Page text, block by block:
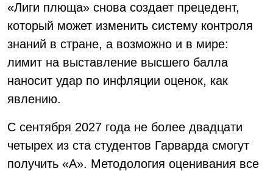
«Лиги плюща» снова создает прецедент,
который может изменить систему контроля
знаний в стране, а возможно и в мире:
лимит на выставление высшего балла
наносит удар по инфляции оценок, как
явлению.
С сентября 2027 года не более двадцати
четырех из ста студентов Гарварда смогут
получить «А». Методология оценивания все